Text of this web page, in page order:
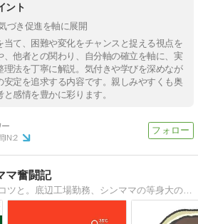
ント
づき促進を軸に展開
当て、困難や変化をチャンスと捉える視点を
他者との関わり、自分軸の確立を軸に、実
理法を丁寧に解説。気付きや学びを深めなが
安定を追求する内容です。親しみやすくも奥
感情を豊かに彩ります。
IN:2
マ奮闘記
小さなことからコツコツと。底辺工場勤務、シンママの等身大の日々の奮闘記